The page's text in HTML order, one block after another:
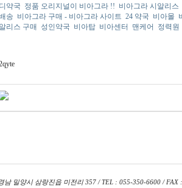
약국 정품 오리지널이 비아그라 !! 비아그라 시알리스
송 비아그라 구매 - 비아그라 사이트 24 약국 비아몰
리스 구매 성인약국 비아탑 비아센터 맨케어 정력원
남 밀양시 삼랑진읍 미전리 357 / TEL : 055-350-6600 / FAX